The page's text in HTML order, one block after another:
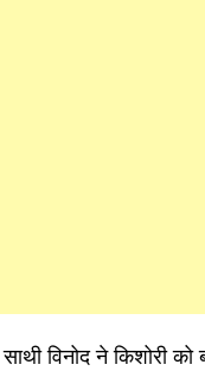
विनोद ने किशोरी